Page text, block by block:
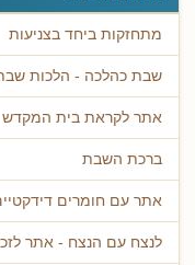
מתחזקות ביחד בצניעות
שבת כהלכה - הלכות
אתר לקראת בית המקדש
ברכת השבת
אתר עם חומרים
לנצח עם הנצח - אתר